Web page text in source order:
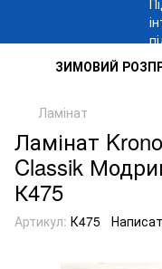
ЗИМОВИЙ
Ламінат
Ламінат
Classik
К475
Артикул: К475